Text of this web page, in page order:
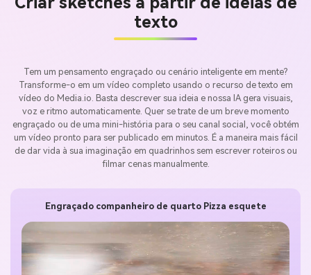
texto
Tem um pensamento engraçado ou cenário inteligente em mente?
Transforme-o em um vídeo completo usando o recurso de texto em
vídeo do Media.io. Basta descrever sua ideia e nossa IA gera visuais,
voz e ritmo automaticamente. Quer se trate de um breve momento
engraçado ou de uma mini-história para o seu canal social, você obtém
um vídeo pronto para ser publicado em minutos. É a maneira mais fácil
de dar vida à sua imaginação em quadrinhos sem escrever roteiros ou
filmar cenas manualmente.
Engraçado companheiro de quarto Pizza esquete